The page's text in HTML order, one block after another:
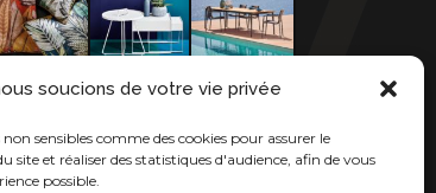
soucions de votre vie privée
sensibles comme des cookies pour assurer le
et réaliser des statistiques d'audience, afin de vous
possible.